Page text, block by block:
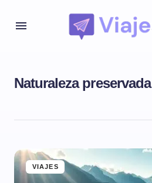
Naturaleza preservada
VIAJES